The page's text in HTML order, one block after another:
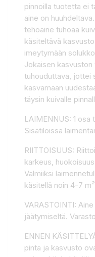
pinnoilla tuotetta ei
aine on
tehoaine tuhoaa
käsiteltävä
imeytymään
Jokaisen
tuhouduttava, jottei
kasvamaan
täysin kuivalle
LAIMENNUS: 1
Sisätiloissa
RIITTOISUUS:
karkeus,
Valmiiksi
käsitellä noin 4-7
VARASTOINTI:
jäätymiseltä.
ENNEN
pinta ja kasvusto